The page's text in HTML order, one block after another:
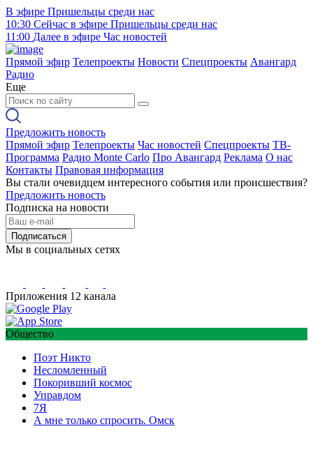
В эфире Пришельцы среди нас
10:30 Сейчас в эфире Пришельцы среди нас
11:00 Далее в эфире Час новостей
Прямой эфир Телепроекты Новости Спецпроекты Авангард
Радио
Еще
Предложить новость
Прямой эфир Телепроекты Час новостей Спецпроекты ТВ-
Программа Радио Monte Carlo Про Авангард Реклама О нас
Контакты Правовая информация
Вы стали очевидцем интересного события или происшествия?
Предложить новость
Подписка на новости
Подписаться
Мы в социальных сетях
Приложения 12 канала
Общество
Поэт Никто
Несломленный
Покоривший космос
Управдом
7Я
А мне только спросить. Омск